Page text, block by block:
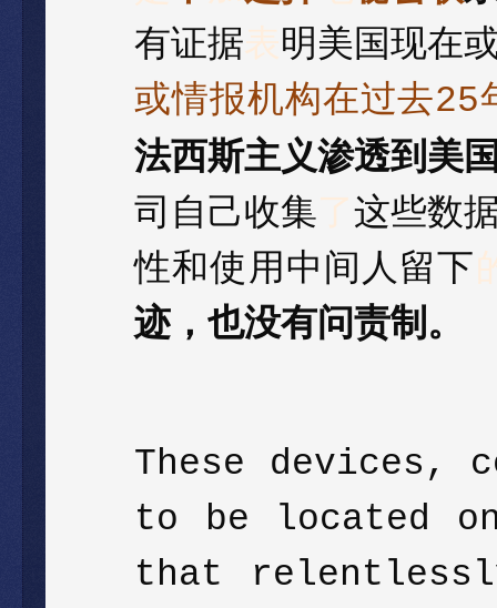
有证据表明美国现在
或情报机构在过去25
法西斯主义渗透到美
司自己收集了这些数
性和使用中间人留下
迹，也没有问责制。
These devices,
to be located
that